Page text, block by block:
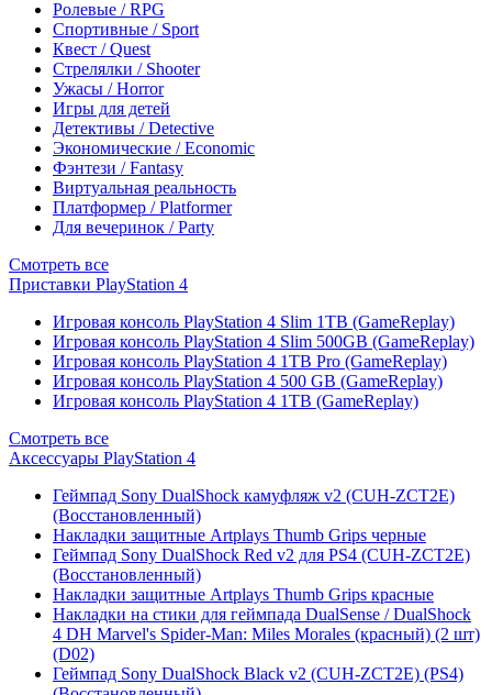
Ролевые / RPG
Спортивные / Sport
Квест / Quest
Стрелялки / Shooter
Ужасы / Horror
Игры для детей
Детективы / Detective
Экономические / Economic
Фэнтези / Fantasy
Виртуальная реальность
Платформер / Platformer
Для вечеринок / Party
Смотреть все
Приставки PlayStation 4
Игровая консоль PlayStation 4 Slim 1TB (GameReplay)
Игровая консоль PlayStation 4 Slim 500GB (GameReplay)
Игровая консоль PlayStation 4 1TB Pro (GameReplay)
Игровая консоль PlayStation 4 500 GB (GameReplay)
Игровая консоль PlayStation 4 1TB (GameReplay)
Смотреть все
Аксессуары PlayStation 4
Геймпад Sony DualShock камуфляж v2 (CUH-ZCT2E)
(Восстановленный)
Накладки защитные Artplays Thumb Grips черные
Геймпад Sony DualShock Red v2 для PS4 (CUH-ZCT2E)
(Восстановленный)
Накладки защитные Artplays Thumb Grips красные
Накладки на стики для геймпада DualSense / DualShock
4 DH Marvel's Spider-Man: Miles Morales (красный) (2 шт)
(D02)
Геймпад Sony DualShock Black v2 (CUH-ZCT2E) (PS4)